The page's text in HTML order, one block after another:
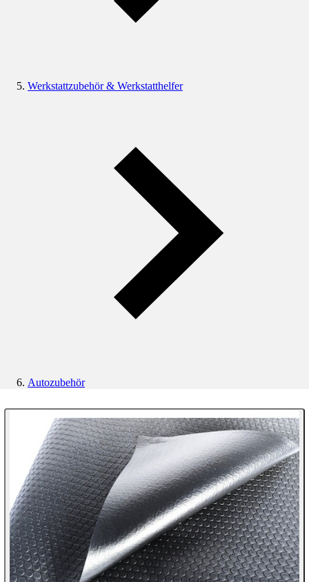
Werkstattzubehör & Werkstatthelfer
Autozubehör